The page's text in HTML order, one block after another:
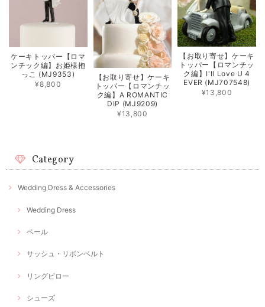
ケーキトッパー【ロマ
ンチック編】お姫様抱
っこ (MJ9353)
¥8,800
【お取り寄せ】ケーキ
トッパー【ロマンチッ
ク編】A ROMANTIC
DIP (MJ9209)
¥13,800
【お取り寄せ】ケーキ
トッパー【ロマンチッ
ク編】I'll Love U 4
EVER (MJ707548)
¥13,800
Category
Wedding Dress & Accessories
Wedding Dress
ベール
サッシュ・リボンベルト
リングピロー
シューズ